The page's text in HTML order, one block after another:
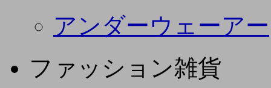
アンダーウェーアー
ファッション雑貨